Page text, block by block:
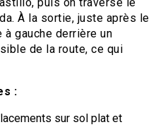
À la sortie, juste après le
gauche derrière un
de la route, ce qui
:
sur sol plat et